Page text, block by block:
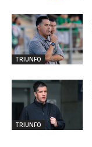
TRIUNFO
TRIUNFO